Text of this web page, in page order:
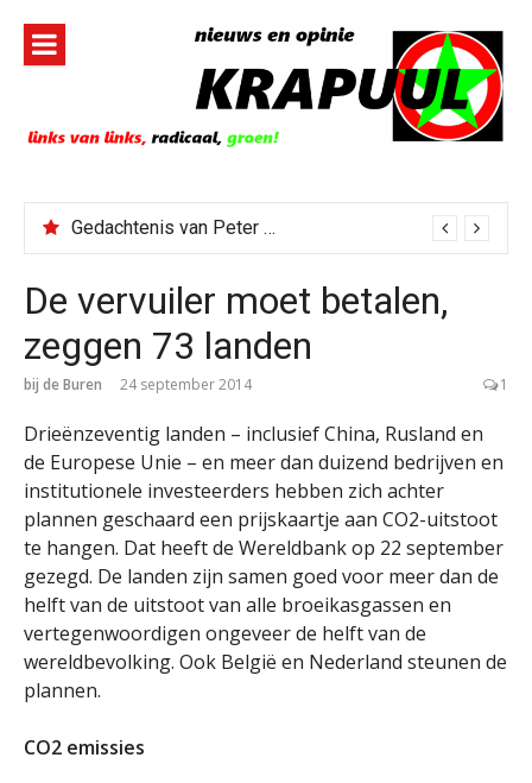
inhoud
Gedachtenis van Peter Faber
De vervuiler moet betalen,
zeggen 73 landen
bij de Buren 24 september 2014 1
Drieënzeventig landen – inclusief China, Rusland en
de Europese Unie – en meer dan duizend bedrijven en
institutionele investeerders hebben zich achter
plannen geschaard een prijskaartje aan CO2-uitstoot
te hangen. Dat heeft de Wereldbank op 22 september
gezegd. De landen zijn samen goed voor meer dan de
helft van de uitstoot van alle broeikasgassen en
vertegenwoordigen ongeveer de helft van de
wereldbevolking. Ook België en Nederland steunen de
plannen.
CO2 emissies